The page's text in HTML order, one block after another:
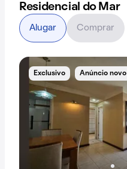
Residencial do Mar
Exclusivo Anúncio novo
Alugar Comprar